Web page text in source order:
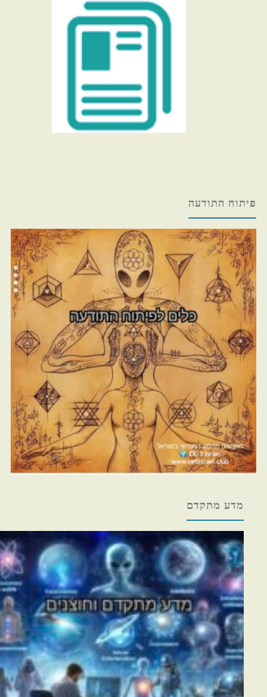
פיתוח התודעה
מדע מתקדם